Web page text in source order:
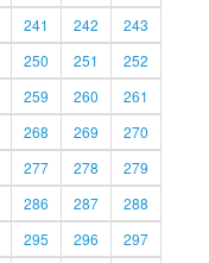
241 242
243
250 251
252
259 260
261
268 269
270
277 278
279
286 287
288
295 296
297